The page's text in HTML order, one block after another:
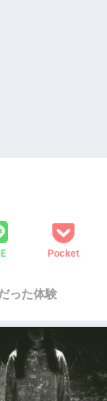
Pocket
った体験